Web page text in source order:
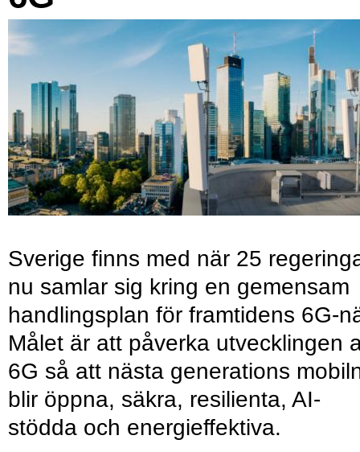
Sverige finns med när 25
nu samlar sig kring en gemensam
handlingsplan för framtidens 6G-
Målet är att påverka utvecklingen
6G så att nästa generations
blir öppna, säkra, resilienta, AI-
stödda och energieffektiva.